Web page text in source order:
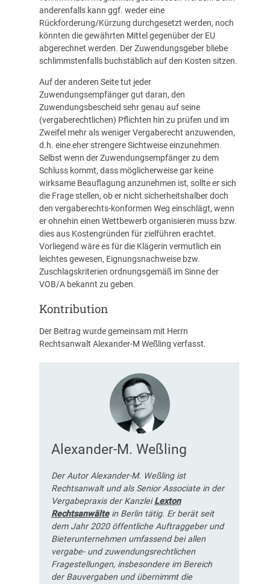
anderenfalls kann ggf. weder eine
Rückforderung/Kürzung durchgesetzt werden, noch
könnten die gewährten Mittel gegenüber der EU
abgerechnet werden. Der Zuwendungsgeber bliebe
schlimmstenfalls buchstäblich auf den Kosten sitzen.
Auf der anderen Seite tut jeder
Zuwendungsempfänger gut daran, den
Zuwendungsbescheid sehr genau auf seine
(vergaberechtlichen) Pflichten hin zu prüfen und im
Zweifel mehr als weniger Vergaberecht anzuwenden,
d.h. eine eher strengere Sichtweise einzunehmen.
Selbst wenn der Zuwendungsempfänger zu dem
Schluss kommt, dass möglicherweise gar keine
wirksame Beauflagung anzunehmen ist, sollte er sich
die Frage stellen, ob er nicht sicherheitshalber doch
den vergaberechts-konformen Weg einschlägt, wenn
er ohnehin einen Wettbewerb organisieren muss bzw.
dies aus Kostengründen für zielführen erachtet.
Vorliegend wäre es für die Klägerin vermutlich ein
leichtes gewesen, Eignungsnachweise bzw.
Zuschlagskriterien ordnungsgemäß im Sinne der
VOB/A bekannt zu geben.
Kontribution
Der Beitrag wurde gemeinsam mit Herrn
Rechtsanwalt Alexander-M Weßling verfasst.
Alexander-M. Weßling
Der Autor Alexander-M. Weßling ist
Rechtsanwalt und als Senior Associate in der
Vergabepraxis der KanzleiLexton
Rechtsanwältein Berlin tätig. Er berät seit
dem Jahr 2020 öffentliche Auftraggeber und
Bieterunternehmen umfassend bei allen
vergabe- und zuwendungsrechtlichen
Fragestellungen, insbesondere im Bereich
der Bauvergaben und übernimmt die